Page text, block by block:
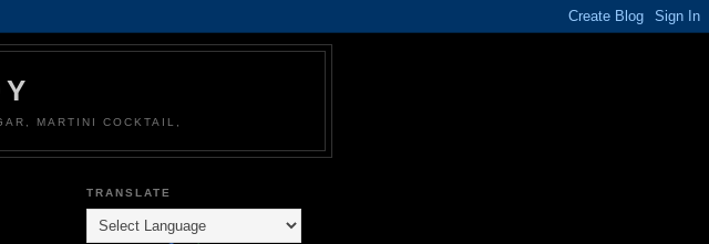
MARTINI COCKTAIL,
TRANSLATE